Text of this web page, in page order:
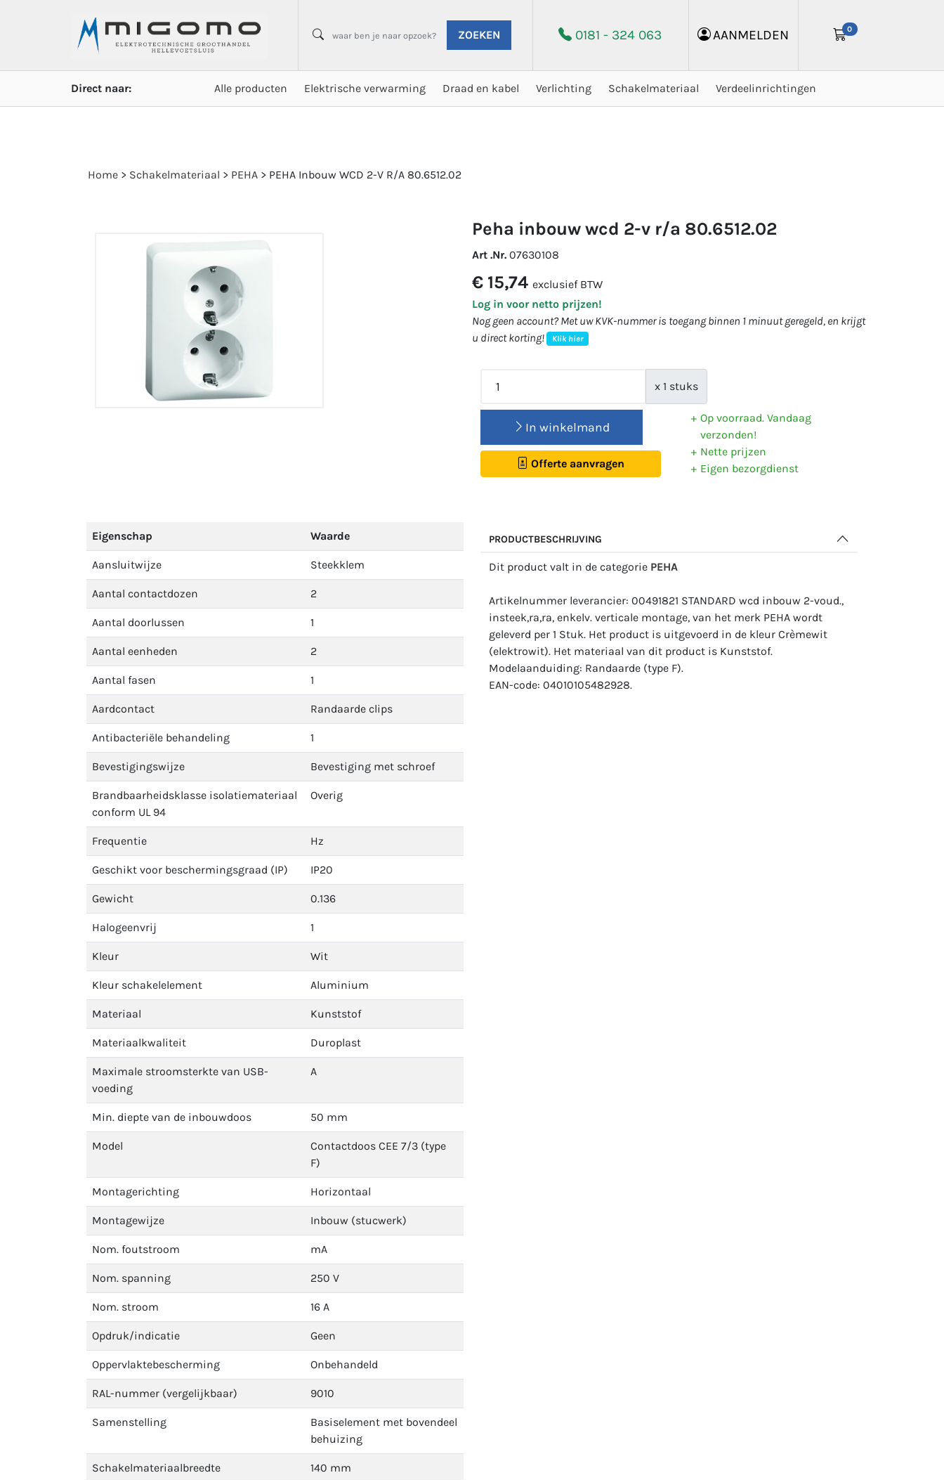
ZOEKEN 0181 - 324 063 AANMELDEN 0
Direct naar: Alle producten Elektrische verwarming Draad en kabel Verlichting Schakelmateriaal Verdeelinrichtingen
Home > Schakelmateriaal > PEHA > PEHA Inbouw WCD 2-V R/A 80.6512.02
peha inbouw wcd 2-v r/a 80.6512.02
Art .Nr. 07630108
€ 15,74 exclusief BTW
Log in voor netto prijzen!
Nog geen account? Met uw KVK-nummer is toegang binnen 1 minuut geregeld, en krijgt
u direct korting!
Klik hier
x 1 stuks
In winkelmand
Offerte aanvragen
Op voorraad. Vandaag
verzonden!
Nette prijzen
Eigen bezorgdienst
Eigenschap Waarde
Aansluitwijze Steekklem
Aantal contactdozen 2
Aantal doorlussen 1
Aantal eenheden 2
Aantal fasen 1
Aardcontact Randaarde clips
Antibacteriële behandeling 1
Bevestigingswijze Bevestiging met schroef
Brandbaarheidsklasse isolatiemateriaal
conform UL 94
Overig
Frequentie Hz
Geschikt voor beschermingsgraad (IP) IP20
Gewicht 0.136
Halogeenvrij 1
Kleur Wit
Kleur schakelelement Aluminium
Materiaal Kunststof
Materiaalkwaliteit Duroplast
Maximale stroomsterkte van USB-
voeding
A
Min. diepte van de inbouwdoos 50 mm
Model
Contactdoos CEE 7/3 (type
F)
Montagerichting Horizontaal
Montagewijze Inbouw (stucwerk)
Nom. foutstroom mA
Nom. spanning 250 V
Nom. stroom 16 A
Opdruk/indicatie Geen
Oppervlaktebescherming Onbehandeld
RAL-nummer (vergelijkbaar) 9010
Samenstelling
Basiselement met bovendeel
behuizing
Schakelmateriaalbreedte 140 mm
PRODUCTBESCHRIJVING
Dit product valt in de categorie PEHA
Artikelnummer leverancier: 00491821 STANDARD wcd inbouw 2-voud.,
insteek,ra,ra, enkelv. verticale montage, van het merk PEHA wordt
geleverd per 1 Stuk. Het product is uitgevoerd in de kleur Crèmewit
(elektrowit). Het materiaal van dit product is Kunststof.
Modelaanduiding: Randaarde (type F).
EAN-code: 04010105482928.